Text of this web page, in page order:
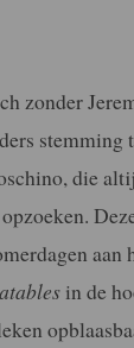
zonder
stemming
die
aan
in de